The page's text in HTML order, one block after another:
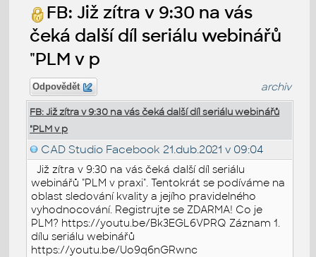
FB: Již zítra v 9:30 na vás
čeká další díl seriálu webinářů
"PLM v p
Odpovědět archiv
FB: Již zítra v 9:30 na vás čeká další díl seriálu webinářů
"PLM v p
CAD Studio Facebook 21.dub.2021 v 09:04
Již zítra v 9:30 na vás čeká další díl seriálu
webinářů "PLM v praxi". Tentokrát se podíváme na
oblast sledování kvality a jejího pravidelného
vyhodnocování. Registrujte se ZDARMA! Co je
PLM? https://youtu.be/Bk3EGL6VPRQ Záznam 1.
dílu seriálu webinářů
https://youtu.be/Uo9q6nGRwnc